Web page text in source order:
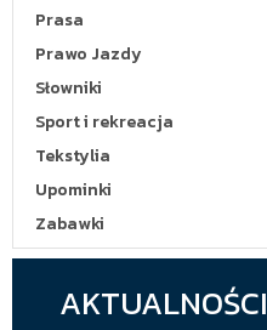
Prasa
Prawo Jazdy
Słowniki
Sport i rekreacja
Tekstylia
Upominki
Zabawki
AKTUALNOŚCI